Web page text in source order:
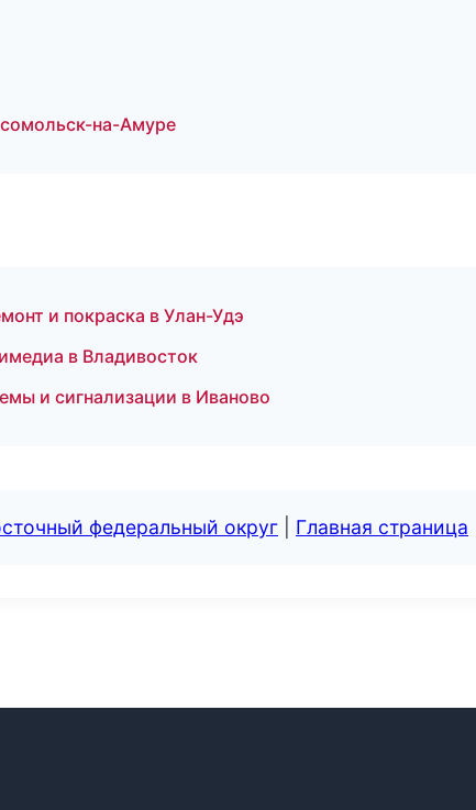
на-Амуре
и покраска в Улан-Удэ
в Владивосток
и сигнализации в Иваново
федеральный округ Главная страница